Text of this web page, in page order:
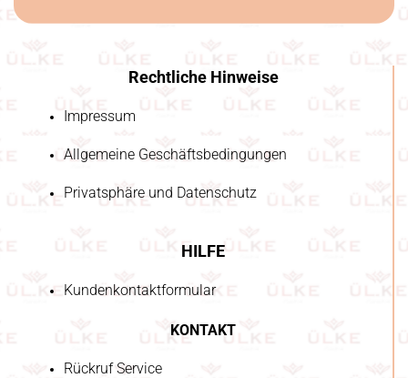
Rechtliche Hinweise
Impressum
Allgemeine Geschäftsbedingungen
Privatsphäre und Datenschutz
HILFE
Kundenkontaktformular
KONTAKT
Rückruf Service